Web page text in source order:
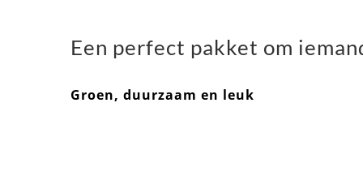
Een perfect pakket om
Groen, duurzaam en leuk